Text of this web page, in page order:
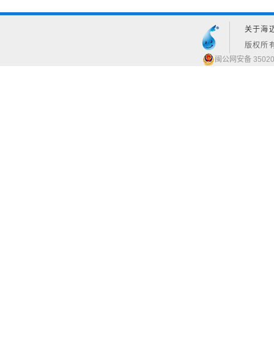
关于海
版权所
闽公网安备